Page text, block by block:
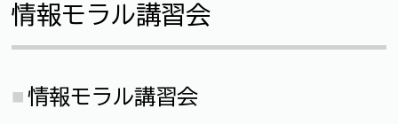
情報モラル講習会
情報モラル講習会